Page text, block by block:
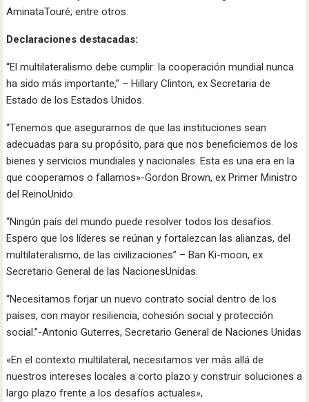
AminataTouré; entre otros.
Declaraciones destacadas:
“El multilateralismo debe cumplir: la cooperación mundial nunca
ha sido más importante,” – Hillary Clinton, ex Secretaria de
Estado de los Estados Unidos.
“Tenemos que asegurarnos de que las instituciones sean
adecuadas para su propósito, para que nos beneficiemos de los
bienes y servicios mundiales y nacionales. Esta es una era en la
que cooperamos o fallamos»-Gordon Brown, ex Primer Ministro
del ReinoUnido.
“Ningún país del mundo puede resolver todos los desafíos.
Espero que los líderes se reúnan y fortalezcan las alianzas, del
multilateralismo, de las civilizaciones” – Ban Ki-moon, ex
Secretario General de las NacionesUnidas.
“Necesitamos forjar un nuevo contrato social dentro de los
países, con mayor resiliencia, cohesión social y protección
social.”-Antonio Guterres, Secretario General de Naciones Unidas
«En el contexto multilateral, necesitamos ver más allá de
nuestros intereses locales a corto plazo y construir soluciones a
largo plazo frente a los desafíos actuales»,